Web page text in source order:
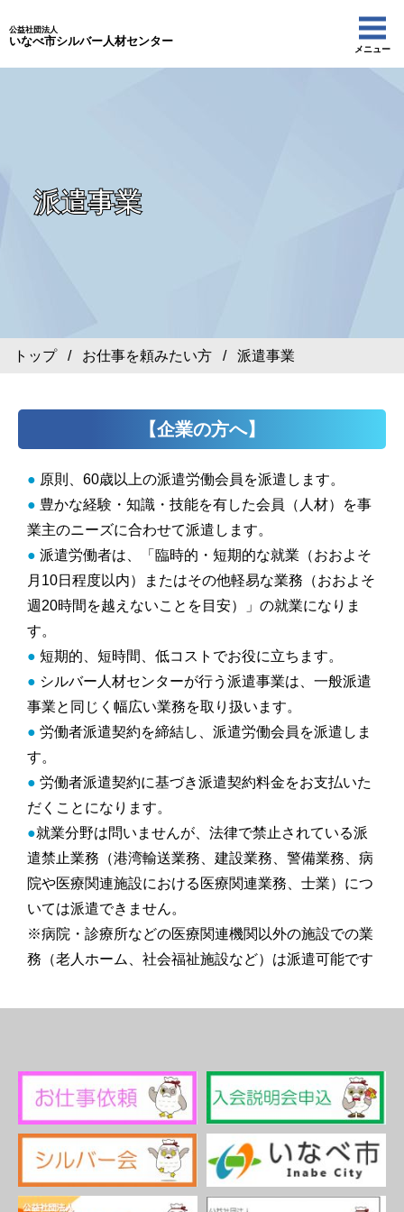
公益社団法人
いなべ市シルバー人材センター
メニュー
派遣事業
トップ/ お仕事を頼みたい方 / 派遣事業
【企業の方へ】
● 原則、60歳以上の派遣労働会員を派遣します。
● 豊かな経験・知識・技能を有した会員（人材）を事
業主のニーズに合わせて派遣します。
● 派遣労働者は、「臨時的・短期的な就業（おおよそ
月10日程度以内）またはその他軽易な業務（おおよそ
週20時間を越えないことを目安）」の就業になりま
す。
● 短期的、短時間、低コストでお役に立ちます。
● シルバー人材センターが行う派遣事業は、一般派遣
事業と同じく幅広い業務を取り扱います。
● 労働者派遣契約を締結し、派遣労働会員を派遣しま
す。
● 労働者派遣契約に基づき派遣契約料金をお支払いた
だくことになります。
●就業分野は問いませんが、法律で禁止されている派
遣禁止業務（港湾輸送業務、建設業務、警備業務、病
院や医療関連施設における医療関連業務、士業）につ
いては派遣できません。
※病院・診療所などの医療関連機関以外の施設での業
務（老人ホーム、社会福祉施設など）は派遣可能です